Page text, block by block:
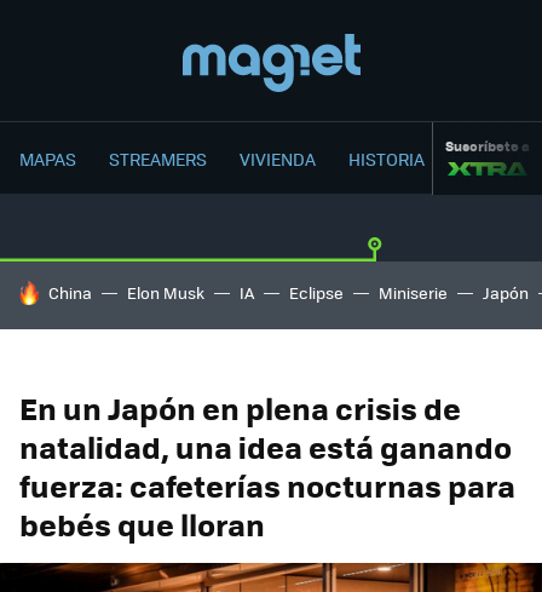
MAPAS STREAMERS VIVIENDA HISTORIA Suscríbete a
HOY SE HABLA DE
China Elon Musk IA Eclipse Miniserie Japón
En un Japón en plena crisis de
natalidad, una idea está ganando
fuerza: cafeterías nocturnas para
bebés que lloran